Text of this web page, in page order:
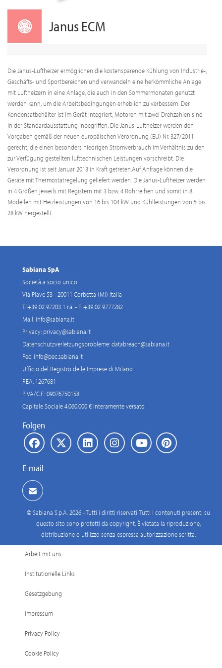
Janus ECM
Die Janus-Luftheizer ermöglichen die kostensparende Kühlung von Industrie-,
Geschäfts- und Sportbereichen und verwandeln eine herkömmliche Anlage
mit Luftheizern in eine Anlage, die auch in den Sommermonaten genutzt
werden kann, um die Arbeitsbedingungen erheblich zu verbessern. Der
Kondensatbehälter ist im Gerät integriert, Motoren mit zwei Drehzahlen sind
in der Standardausstattung inbegriffen. Die Janus-Luftheizer werden den
Vorgaben gemäß der neuen europäischen Verordnung (EU) Nr. 327/2011
gerecht, die einen besonders niedrigen Stromverbrauch im Verhältnis zu den
zur Verfügung gestellten lufttechnischen Leistungen vorschreibt. Die
Verordnung ist seit Januar 2013 in Kraft getreten.Auf Anfrage können die
Geräte mit Thermostatregelung geliefert werden. Die Janus-Luftheizer werden
in 4 Größen jeweils mit Registern mit 3 bzw. 4 Rohrreihen und somit in 8
Modellen mit Heizleistungen von 16 bis 104 kW und Kühlleistungen von 5 bis
28 kW hergestellt.
Sabiana SpA
Società a socio unico
Via Piave 53 - 20011 Corbetta (MI) Italia
T. +39 02 97203 1 r.a. - F. +39 02 9777282
Mail: info@sabiana.it
Privacy: privacy@sabiana.it
Datenschutzverletzungsprobleme:databreach@sabiana.it
Pec: info@pec.sabiana.it
Ufficio del Registro delle Imprese di Milano
REA: 1267681
P.IVA/C.F.: 09076750158
Capitale Sociale 4.060.000 € interamente versato
Folgen
E-mail
© Sabiana S.p.A. 2026 - Tutti i diritti riservati. Tutti i contenuti presenti su
questo sito sono protetti da copyright. È vietata la riproduzione,
distribuzione o utilizzo senza espressa autorizzazione scritta.
Arbeit mit uns
Institutionelle Links
Gesetzgebung
Impressum
Privacy Policy
Cookie Policy